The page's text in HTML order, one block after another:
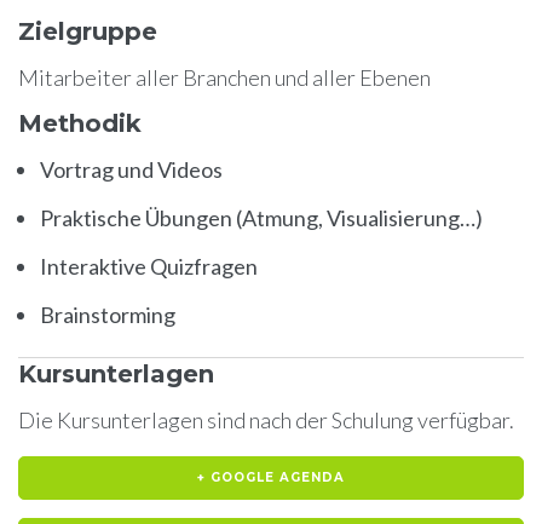
Zielgruppe
Mitarbeiter aller Branchen und aller Ebenen
Methodik
Vortrag und Videos
Praktische Übungen (Atmung, Visualisierung…)
Interaktive Quizfragen
Brainstorming
Kursunterlagen
Die Kursunterlagen sind nach der Schulung verfügbar.
+ GOOGLE AGENDA